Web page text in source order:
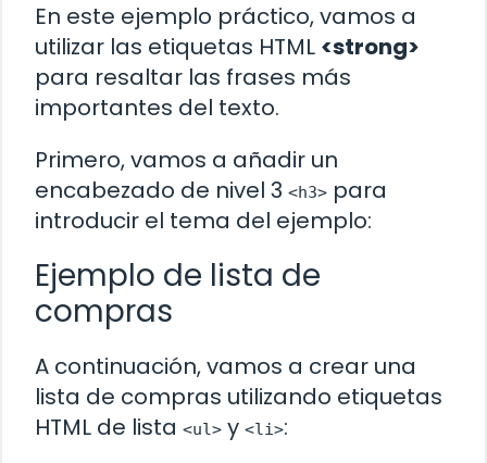
En este ejemplo práctico, vamos a
utilizar las etiquetas HTML <strong>
para resaltar las frases más
importantes del texto.
Primero, vamos a añadir un
encabezado de nivel 3 <h3> para
introducir el tema del ejemplo:
Ejemplo de lista de
compras
A continuación, vamos a crear una
lista de compras utilizando etiquetas
HTML de lista <ul> y <li>: